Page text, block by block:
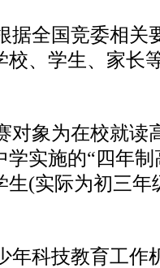
据全国竞委相关
校、学生、家长
对象为在校就读
实施的“四年制
生(实际为初三
年科技教育工作